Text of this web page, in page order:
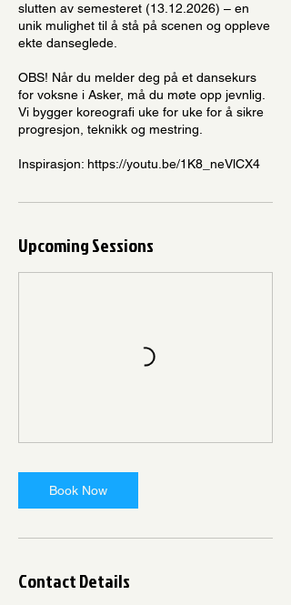
slutten av semesteret (13.12.2026) – en
unik mulighet til å stå på scenen og oppleve
ekte danseglede.
OBS! Når du melder deg på et dansekurs
for voksne i Asker, må du møte opp jevnlig.
Vi bygger koreografi uke for uke for å sikre
progresjon, teknikk og mestring.
Inspirasjon: https://youtu.be/1K8_neVlCX4
Upcoming Sessions
Book Now
Contact Details